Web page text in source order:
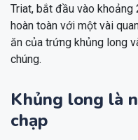
Triat, bắt đầu vào
hoàn toàn với một vài
ăn của trứng khủng long
chúng.
Khủng long là
chạp